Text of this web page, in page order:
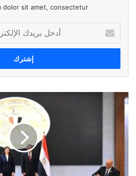
dolor sit amet, consectetur.
بريدك
الإلكتروني
جهاز
تنمية
المشروعات
التشغيل